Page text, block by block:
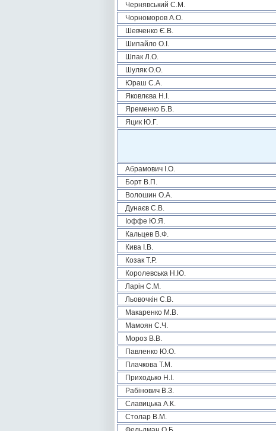
Чернявський С.М.
Чорноморов А.О.
Шевченко Є.В.
Шипайло О.І.
Шпак Л.О.
Шуляк О.О.
Юраш С.А.
Яковлєва Н.І.
Яременко Б.В.
Яцик Ю.Г.
Абрамович І.О.
Борт В.П.
Волошин О.А.
Дунаєв С.В.
Іоффе Ю.Я.
Кальцев В.Ф.
Кива І.В.
Козак Т.Р.
Королевська Н.Ю.
Ларін С.М.
Льовочкін С.В.
Макаренко М.В.
Мамоян С.Ч.
Мороз В.В.
Павленко Ю.О.
Плачкова Т.М.
Приходько Н.І.
Рабінович В.З.
Славицька А.К.
Столар В.М.